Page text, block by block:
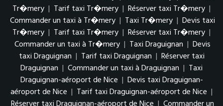
Tr�mery | Tarif taxi Tr�mery | Réserver taxi Tr�mery |
Commander un taxi à Tr�mery | Taxi Tr�mery | Devis taxi
Tr�mery | Tarif taxi Tr�mery | Réserver taxi Tr�mery |
Commander un taxi à Tr�mery | Taxi Draguignan | Devis
taxi Draguignan | Tarif taxi Draguignan | Réserver taxi
Draguignan | Commander un taxi à Draguignan | Taxi
Draguignan-aéroport de Nice | Devis taxi Draguignan-
aéroport de Nice | Tarif taxi Draguignan-aéroport de Nice |